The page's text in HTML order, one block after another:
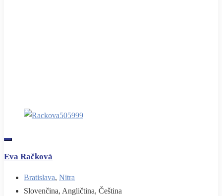
Eva Račková
Bratislava, Nitra
Slovenčina, Angličtina, Čeština